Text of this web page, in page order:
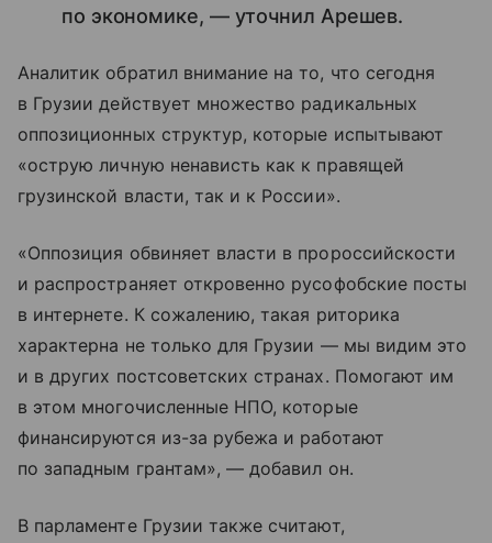
по экономике, — уточнил Арешев.
Аналитик обратил внимание на то, что сегодня
в Грузии действует множество радикальных
оппозиционных структур, которые испытывают
«острую личную ненависть как к правящей
грузинской власти, так и к России».
«Оппозиция обвиняет власти в пророссийскости
и распространяет откровенно русофобские посты
в интернете. К сожалению, такая риторика
характерна не только для Грузии — мы видим это
и в других постсоветских странах. Помогают им
в этом многочисленные НПО, которые
финансируются из-за рубежа и работают
по западным грантам», — добавил он.
В парламенте Грузии также считают,